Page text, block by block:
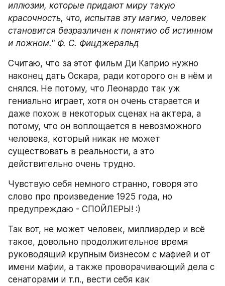
иллюзии, которые придают миру такую
красочность, что, испытав эту магию, человек
становится безразличен к понятию об истинном
и ложном." Ф. С. Фицджеральд
Считаю, что за этот фильм Ди Каприо нужно
наконец дать Оскара, ради которого он в нём и
снялся. Не потому, что Леонардо так уж
гениально играет, хотя он очень старается и
даже похож в некоторых сценах на актера, а
потому, что он воплощается в невозможного
человека, который никак не может
существовать в реальности, а это
действительно очень трудно.
Чувствую себя немного странно, говоря это
слово про произведение 1925 года, но
предупреждаю - СПОЙЛЕРЫ! :)
Так вот, не может человек, миллиардер и всё
такое, довольно продолжительное время
руководящий крупным бизнесом с мафией и от
имени мафии, а также проворачивающий дела с
сенаторами и т.п., вести себя как